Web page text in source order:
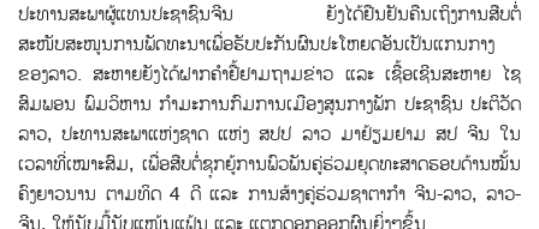
ປະທານສະພາຜູ້ແທນປະຊາຊົນຈີນ ຍັງໄດ້ຢືນຢັນຄືນເຖິງການສືບຕໍ່
ສະໜັບສະໜູນການພັດທະນາເພື່ອຮັບປະກັນຜົນປະໂຫຍດອັນເປັນແກນກາງ
ຂອງລາວ. ສະຫາຍຍັງໄດ້ຝາກຄໍາຢື້ຢາມຖາມຂ່າວ ແລະ ເຊື້ອເຊີນສະຫາຍ ໄຊ
ສົມພອນ ພົມວິຫານ ກໍາມະການກົມການເມືອງສູນກາງພັກ ປະຊາຊົນ ປະຕິວັດ
ລາວ, ປະທານສະພາແຫ່ງຊາດ ແຫ່ງ ສປປ ລາວ ມາຢ້ຽມຢາມ ສປ ຈີນ ໃນ
ເວລາທີ່ເໝາະສົມ, ເພື່ອສືບຕໍ່ຊຸກຍູ້ການພົວພັນຄູ່ຮ່ວມຍຸດທະສາດຮອບດ້ານໝັ້ນ
ຄົງຍາວນານ ຕາມທິດ 4 ດີ ແລະ ການສ້າງຄູ່ຮ່ວມຊາຕາກໍາ ຈີນ-ລາວ, ລາວ-